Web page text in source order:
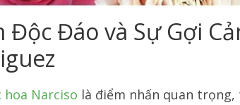
Đáo và Sự Gợi
hoa Narciso là điểm nhấn quan